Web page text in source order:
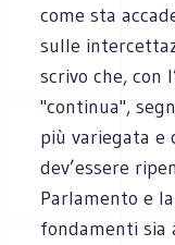
come sta
sulle
scrivo che, con
"continua",
più variegata e
dev’essere
Parlamento e
fondamenti sia